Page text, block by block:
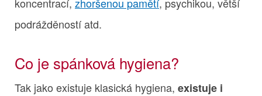
podrážděností atd.
Co je spánková hygiena?
Tak jako existuje klasická hygiena, existuje i